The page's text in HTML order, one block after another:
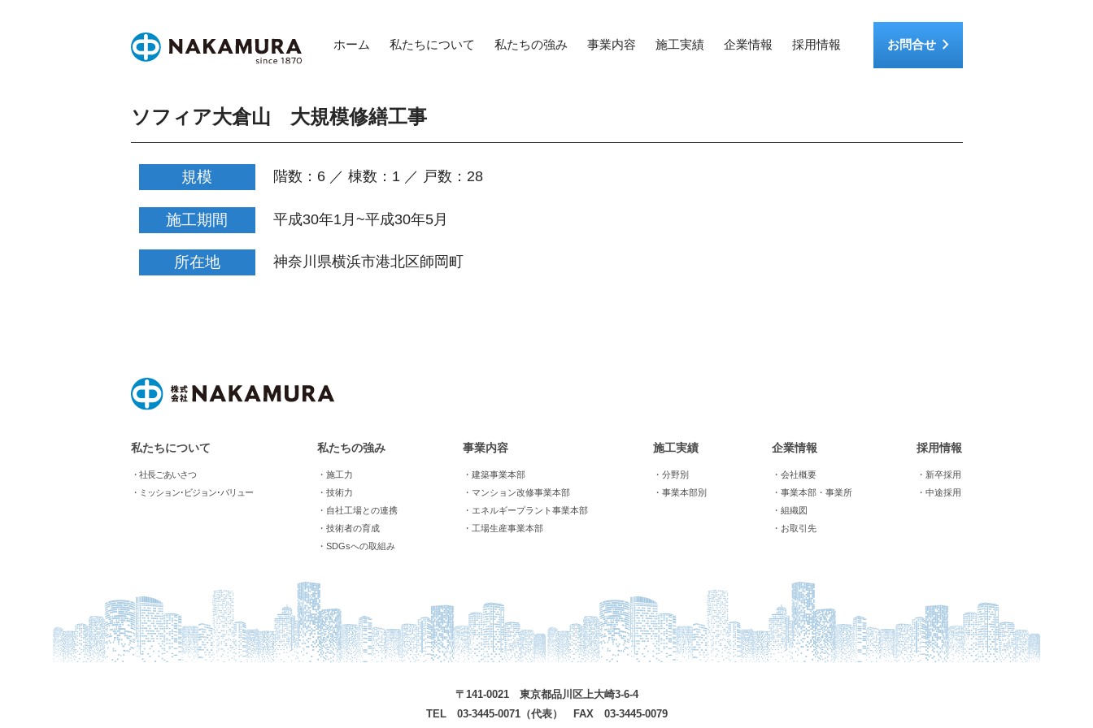
ホーム 私たちについて 私たちの強み 事業内容 施工実績 企業情報 採用情報 お問合せkeyboard_arrow_right
ソフィア大倉山 大規模修繕工事
規模 階数：6 ／ 棟数：1 ／ 戸数：28
施工期間 平成30年1月~平成30年5月
所在地 神奈川県横浜市港北区師岡町
私たちについて
・社長ごあいさつ
・ミッション･ビジョン･バリュー
私たちの強み
・施工力
・技術力
・自社工場との連携
・技術者の育成
・SDGsへの取組み
事業内容
・建築事業本部
・マンション改修事業本部
・エネルギープラント事業本部
・工場生産事業本部
施工実績
・分野別
・事業本部別
企業情報
・会社概要
・事業本部・事業所
・組織図
・お取引先
採用情報
・新卒採用
・中途採用
〒141-0021 東京都品川区上大崎3-6-4
TEL 03-3445-0071（代表） FAX 03-3445-0079